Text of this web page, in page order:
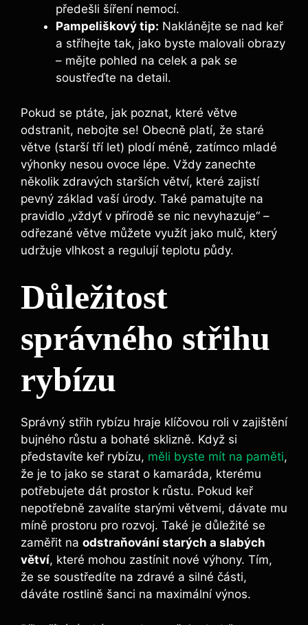
předešli šíření nemocí.
Pampeliškový tip: Naklánějte se nad keř
a stříhejte tak, jako byste malovali obrazy
– mějte pohled na celek a pak se
soustřeďte na detail.
Pokud se ptáte, jak poznat, které větve
odstranit, nebojte se! Obecně platí, že staré
větve (starší tří let) plodí méně, zatímco mladé
výhonky nesou ovoce lépe. Vždy zanechte
několik zdravých starších větví, které zajistí
pevný základ vaší úrody. Také pamatujte na
pravidlo „vždyť v přírodě se nic nevyhazuje“ –
odřezané větve můžete využít jako mulč, který
udržuje vlhkost a regulují teplotu půdy.
Důležitost
správného střihu
rybízu
Správný střih rybízu hraje klíčovou roli v zajištění
bujného růstu a bohaté sklizně. Když si
představíte keř rybízu, měli byste mít na paměti,
že je to jako se starat o kamaráda, kterému
potřebujete dát prostor k růstu. Pokud keř
nepotřebně zavalíte starými větvemi, dávate mu
míně prostoru pro rozvoj. Také je důležité se
zaměřit na odstraňování starých a slabých
větví, které mohou zastínit nové výhony. Tím,
že se soustředíte na zdravé a silné části,
dáváte rostlině šanci na maximální výnos.